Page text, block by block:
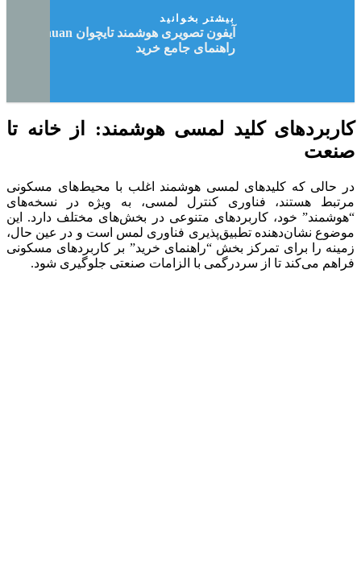
بیشتر بخوانید
راهنمای جامع خرید
کاربردهای کلید لمسی هوشمند: از خانه تا
صنعت
در حالی که کلیدهای لمسی هوشمند اغلب با محیط‌های مسکونی
مرتبط هستند، فناوری کنترل لمسی، به ویژه در نسخه‌های
“هوشمند” خود، کاربردهای متنوعی در بخش‌های مختلف دارد. این
موضوع نشان‌دهنده تطبیق‌پذیری فناوری لمس است و در عین حال،
زمینه را برای تمرکز بخش “راهنمای خرید” بر کاربردهای مسکونی
فراهم می‌کند تا از سردرگمی با الزامات صنعتی جلوگیری شود.